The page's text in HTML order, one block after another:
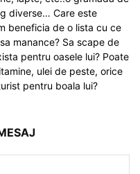
diverse… Care este
beneficia de o lista cu ce
manance? Sa scape de
pentru oasele lui? Poate
ulei de peste, orice
pentru boala lui?